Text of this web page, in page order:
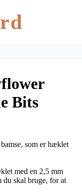
Bits
som er hæklet
med en 2,5 mm
du skal bruge, for at